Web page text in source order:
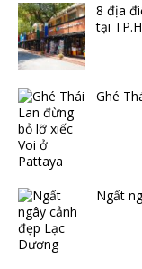
8 địa
tại
Ghé
Ngất